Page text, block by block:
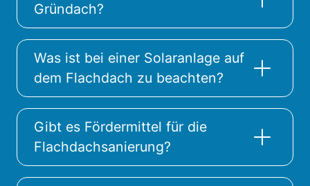
Gründach?
Was ist bei einer Solaranlage auf
dem Flachdach zu beachten?
Gibt es Fördermittel für die
Flachdachsanierung?